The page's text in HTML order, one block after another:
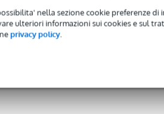
nella sezione cookie preferenze di
ulteriori informazioni sui cookies e sul
privacy policy.